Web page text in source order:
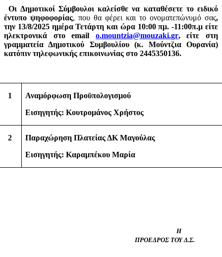
Οι Δημοτικοί Σύμβουλοι καλείσθε να καταθέσετε το ειδικό
έντυπο ψηφοφορίας, που θα φέρει και το ονοματεπώνυμό σας,
την 13/8/2025 ημέρα Τετάρτη και ώρα 10:00 πμ. -11:00π.μ είτε
ηλεκτρονικά στοemail o.mountzia@mouzaki.gr, είτε στη
γραμματεία Δημοτικού Συμβουλίου (κ. Mούντζια Ουρανία)
κατόπιν τηλεφωνικής επικοινωνίας στο 2445350136.
1
Αναμόρφωση Προϋπολογισμού
Εισηγητής: Κουτρομάνος Χρήστος
2
Παραχώρηση Πλατείας ΔΚ Μαγούλας
Εισηγητής: Καραμπέκου Μαρία
Η
ΠΡΌΕΔΡΟΣ ΤΟΥ Δ.Σ.